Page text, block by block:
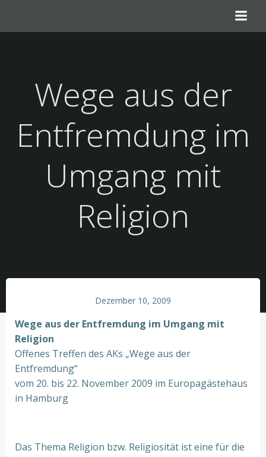
springen
Wege aus der
Entfremdung im
Umgang mit
Religion
Dezember 10, 2009
Wege aus der Entfremdung im Umgang mit
Religion
Offenes Treffen des AKs „Wege aus der
Entfremdung“
vom 20. bis 22. November 2009 im Europagästehaus
in Hamburg
Das Thema Religion bzw. Religiosität ist eine für die